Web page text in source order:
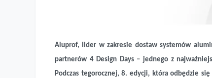
Aluprof partnerem 4 Design Days 2024
Aluprof, lider w zakresie dostaw systemów
partnerów 4 Design Days – jednego z
Podczas tegorocznej, 8. edycji, która odbędzie